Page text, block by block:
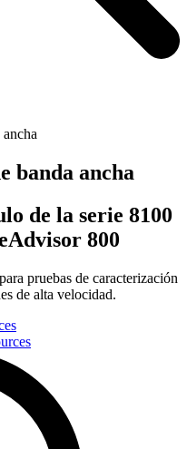
banda ancha
de la serie 8100
800
pruebas de caracterización
de alta velocidad.